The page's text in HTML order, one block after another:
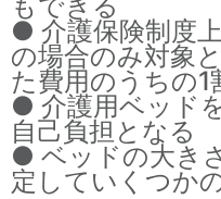
● 介護保険制度
の場合のみ対象
た費用のうちの1
● 介護用ベッド
自己負担となる
● ベッドの大き
定していくつか